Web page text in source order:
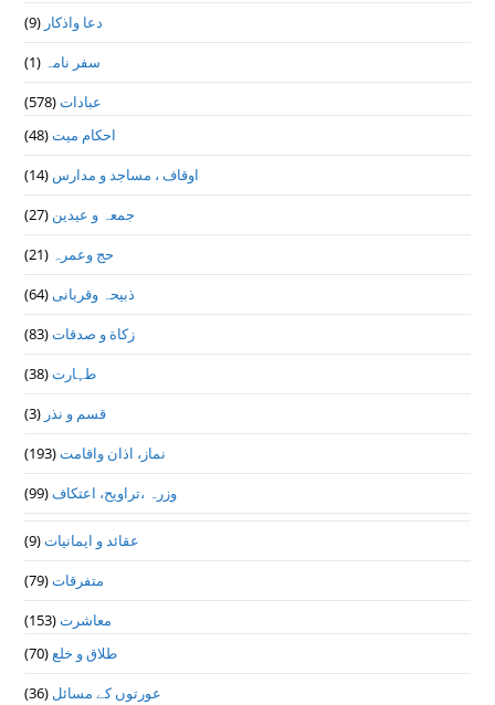
دعا واذكار (9)
سفر نامہ (1)
عبادات(578)
احکام میت(48)
اوقاف ، مساجد و مدارس (14)
جمعہ و عیدین (27)
حج وعمرہ (21)
ذبیحہ وقربانی(64)
زکاة و صدقات(83)
طہارت(38)
قسم و نذر (3)
نماز، اذان واقامت(193)
وزرہ ،تراويح، اعتكاف(99)
عقائد و ایمانیات(9)
متفرقات(79)
معاشرت(153)
طلاق و خلع(70)
عورتوں کے مسائل (36)